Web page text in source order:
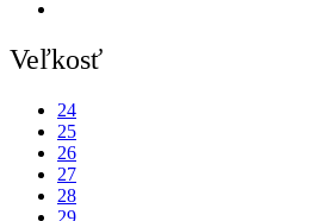
Veľkosť
24
25
26
27
28
29